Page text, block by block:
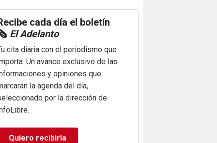
cada día el boletín
El Adelanto
cita diaria con el periodismo que
Un avance exclusivo de las
y opiniones que
la agenda del día,
por la dirección de
Quiero recibirla